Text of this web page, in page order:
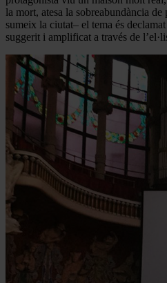
la mort, atesa la sobreabundància
sumeix la ciutat– el tema és
suggerit i amplificat a través de